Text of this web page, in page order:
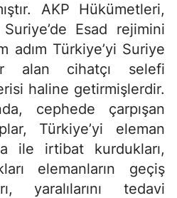
AKP Hükümetleri,
Esad rejimini
adım Türkiye’yi Suriye
alan cihatçı selefi
haline getirmişlerdir.
cephede çarpışan
Türkiye’yi eleman
ile irtibat kurdukları,
elemanların geçiş
yaralılarını tedavi